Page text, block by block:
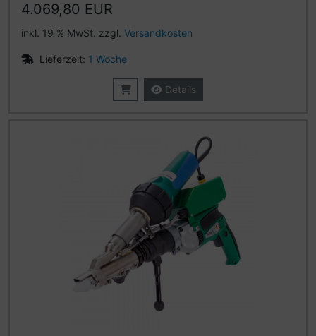
4.069,80 EUR
inkl. 19 % MwSt. zzgl. Versandkosten
Lieferzeit: 1 Woche
Details